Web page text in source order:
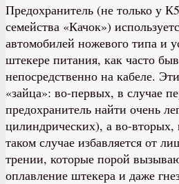
Предохранитель (не только у
семейства «Качок»)
автомобилей ножевого типа и
штекере питания, как часто
непосредственно на кабеле.
«зайца»: во-первых, в случае
предохранитель найти очень
цилиндрических), а во-вторых,
таком случае избавляется от
трении, которые порой
оплавление штекера и даже